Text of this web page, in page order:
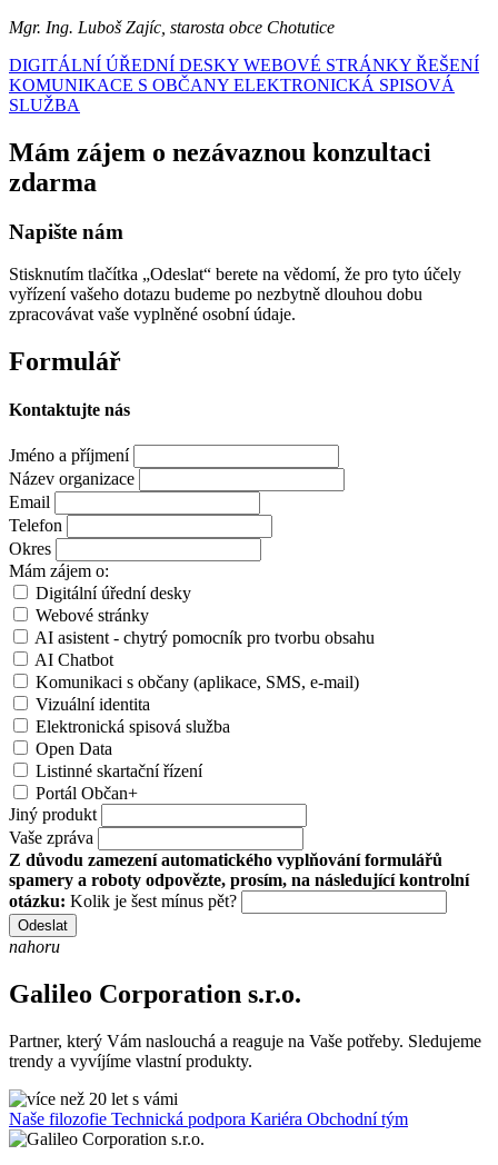
Mgr. Ing. Luboš Zajíc, starosta obce Chotutice
DIGITÁLNÍ ÚŘEDNÍ DESKY WEBOVÉ STRÁNKY ŘEŠENÍ
KOMUNIKACE S OBČANY ELEKTRONICKÁ SPISOVÁ
SLUŽBA
Mám zájem o nezávaznou konzultaci
zdarma
Napište nám
Stisknutím tlačítka „Odeslat“ berete na vědomí, že pro tyto účely
vyřízení vašeho dotazu budeme po nezbytně dlouhou dobu
zpracovávat vaše vyplněné osobní údaje.
Formulář
Kontaktujte nás
Jméno a příjmení
Název organizace
Email
Telefon
Okres
Mám zájem o:
Digitální úřední desky
Webové stránky
AI asistent - chytrý pomocník pro tvorbu obsahu
AI Chatbot
Komunikaci s občany (aplikace, SMS, e-mail)
Vizuální identita
Elektronická spisová služba
Open Data
Listinné skartační řízení
Portál Občan+
Jiný produkt
Vaše zpráva
Z důvodu zamezení automatického vyplňování formulářů
spamery a roboty odpovězte, prosím, na následující kontrolní
otázku: Kolik je šest mínus pět?
Odeslat
nahoru
Galileo Corporation s.r.o.
Partner, který Vám naslouchá a reaguje na Vaše potřeby. Sledujeme
trendy a vyvíjíme vlastní produkty.
Naše filozofie Technická podpora Kariéra Obchodní tým